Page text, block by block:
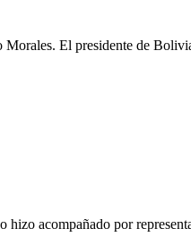
Morales. El presidente de
acompañado por